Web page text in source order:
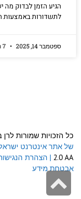
הגיע הזמן לבדוק מה
לתשדורות
ספטמבר 14, 2025
כל הזכויות שמורות
של אתר אינטרנט
2.0 AA | הצהרת
אבטחת מידע
גלילה